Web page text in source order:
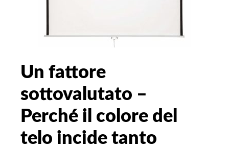
Un fattore
sottovalutato –
Perché il colore del
telo incide tanto